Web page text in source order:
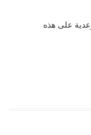
على هذه